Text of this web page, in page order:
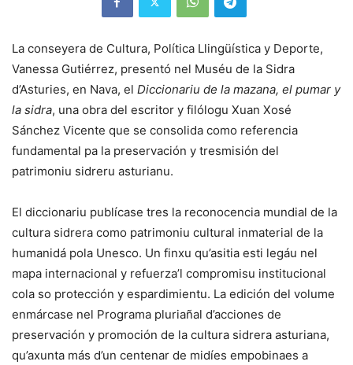
La conseyera de Cultura, Política Llingüística y Deporte,
Vanessa Gutiérrez, presentó nel Muséu de la Sidra
d’Asturies, en Nava, el Diccionariu de la mazana, el pumar y
la sidra, una obra del escritor y filólogu Xuan Xosé
Sánchez Vicente que se consolida como referencia
fundamental pa la preservación y tresmisión del
patrimoniu sidreru asturianu.
El diccionariu publícase tres la reconocencia mundial de la
cultura sidrera como patrimoniu cultural inmaterial de la
humanidá pola Unesco. Un finxu qu’asitia esti legáu nel
mapa internacional y refuerza’l compromisu institucional
cola so protección y espardimientu. La edición del volume
enmárcase nel Programa pluriañal d’acciones de
preservación y promoción de la cultura sidrera asturiana,
qu’axunta más d’un centenar de midíes empobinaes a